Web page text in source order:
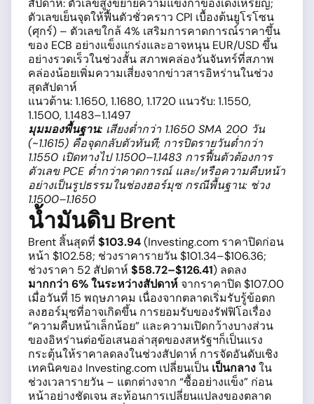
ตัวเลขเย็นจุดให้ฟื้นตัวชั่วคราว CPI เบื้องต้นยูโรโซน
(ศุกร์) – ตัวเลขใกล้ 4% เสริมการคาดการณ์ราคาขึ้น
ของ ECB อย่างแข็งแกร่งและอาจหนุน EUR/USD ขึ้น
อย่างรวดเร็วในช่วงสั้น สภาพคล่องวันจันทร์ที่สภาพ
คล่องน้อยเพิ่มความเสี่ยงจากข่าวสารอิหร่านในช่วง
สุดสัปดาห์
แนวต้าน: 1.1650, 1.1680, 1.1720 แนวรับ: 1.1550,
1.1500, 1.1483–1.1497
มุมมองพื้นฐาน: เสียงต่ำกว่า 1.1650 SMA 200 วัน
(~1.1615) คือจุดกลับตัวทันที; การปิดรายวันต่ำกว่า
1.1550 เปิดทางไป 1.1500–1.1483 การฟื้นตัวต้องการ
ตัวเลข PCE ต่ำกว่าคาดการณ์ และ/หรือความคืบหน้า
อย่างเป็นรูปธรรมในช่องฮอร์มุซ กรณีพื้นฐาน: ช่วง
1.1500–1.1650
น้ำมันดิบ Brent
Brent สิ้นสุดที่ $103.94(Investing.com ราคาปิดก่อน
หน้า $102.58; ช่วงราคารายวัน $101.34–$106.36;
ช่วงราคา 52 สัปดาห์ $58.72–$126.41) ลดลง
มากกว่า 6% ในระหว่างสัปดาห์ จากราคาปิด $107.00
เมื่อวันที่ 15 พฤษภาคม เนื่องจากตลาดเริ่มรับรู้ข้อตก
ลงฮอร์มุซที่อาจเกิดขึ้น การยอมรับของรัฟฟิโอเรื่อง
“ความคืบหน้าเล็กน้อย” และความเปิดกว้างบางส่วน
ของอิหร่านต่อข้อเสนอล่าสุดของสหรัฐฯก็เป็นแรง
กระตุ้นให้ราคาลดลงในช่วงสัปดาห์ การจัดอันดับเชิง
เทคนิคของ Investing.com เปลี่ยนเป็น เป็นกลางใน
ช่วงเวลารายวัน – แตกต่างจาก “ซื้ออย่างแข็ง” ก่อน
หน้าอย่างชัดเจน สะท้อนการเปลี่ยนแปลงของตลาด